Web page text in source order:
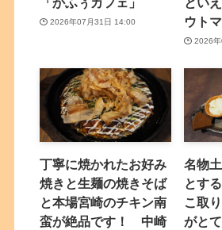
2026年07月31日 14:00
ウト
2026
丁寧に焼かれたお好み
焼きと生麺の焼きそば
と本場宮崎のチキン南
蛮が絶品です！ 中崎
名物
とす
こ取
がと